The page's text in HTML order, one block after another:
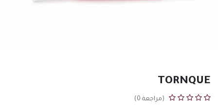
TORNQUE
(مراجعة 0)